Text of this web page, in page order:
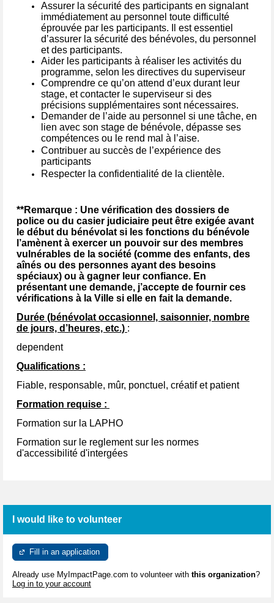
Assurer la sécurité des participants en signalant
immédiatement au personnel toute difficulté
éprouvée par les participants. Il est essentiel
d’assurer la sécurité des bénévoles, du personnel
et des participants.
Aider les participants à réaliser les activités du
programme, selon les directives du superviseur
Comprendre ce qu’on attend d’eux durant leur
stage, et contacter le superviseur si des
précisions supplémentaires sont nécessaires.
Demander de l’aide au personnel si une tâche, en
lien avec son stage de bénévole, dépasse ses
compétences ou le rend mal à l’aise.
Contribuer au succès de l’expérience des
participants
Respecter la confidentialité de la clientèle.
**Remarque : Une vérification des dossiers de
police ou du casier judiciaire peut être exigée avant
le début du bénévolat si les fonctions du bénévole
l’amènent à exercer un pouvoir sur des membres
vulnérables de la société (comme des enfants, des
aînés ou des personnes ayant des besoins
spéciaux) ou à gagner leur confiance. En
présentant une demande, j’accepte de fournir ces
vérifications à la Ville si elle en fait la demande.
Durée (bénévolat occasionnel, saisonnier, nombre
de jours, d’heures, etc.) :
dependent
Qualifications :
Fiable, responsable, mûr, ponctuel, créatif et patient
Formation requise :
Formation sur la LAPHO
Formation sur le reglement sur les normes
d'accessibilité d'intergées
I would like to volunteer
Fill in an application
Already use MyImpactPage.com to volunteer with this organization?
Log in to your account